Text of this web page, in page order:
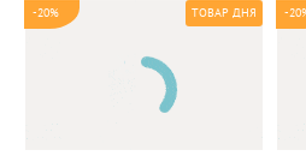
-20% ТОВАР ДНЯ -